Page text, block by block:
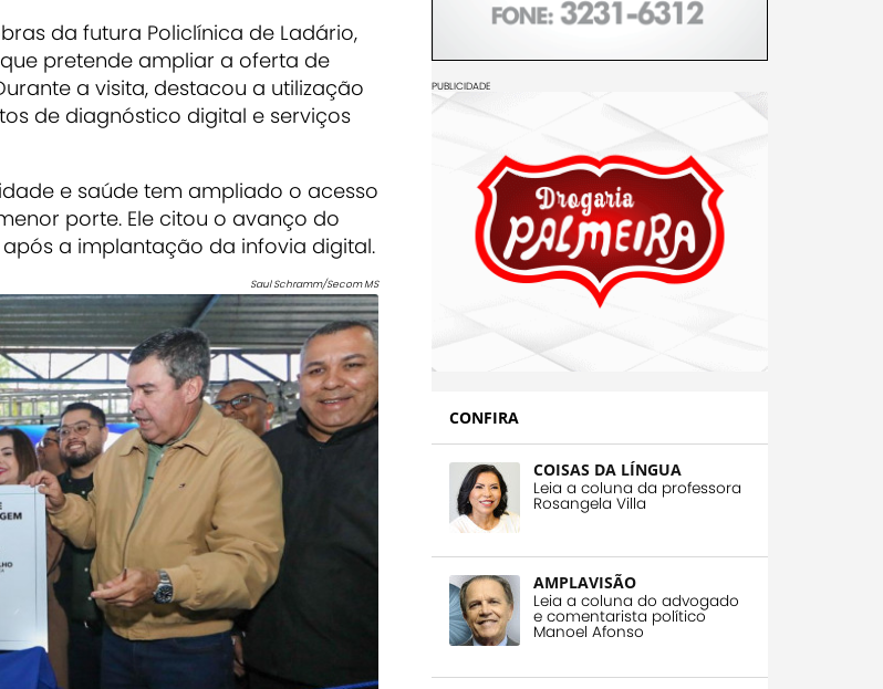
da futura Policlínica de Ladário,
pretende ampliar a oferta de
a visita, destacou a utilização
de diagnóstico digital e serviços
e saúde tem ampliado o acesso
porte. Ele citou o avanço do
a implantação da infovia digital.
Saul Schramm/Secom MS
PUBLICIDADE
CONFIRA
COISAS DA LÍNGUA
Leia a coluna da professora
Rosangela Villa
AMPLAVISÃO
Leia a coluna do advogado
e comentarista político
Manoel Afonso